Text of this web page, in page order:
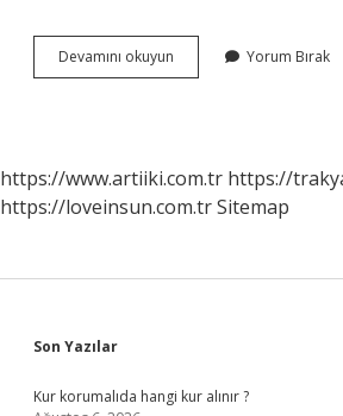
Devamını okuyun Omurgalı
Sınıf
Yorum Bırak
https://www.artiiki.com.tr https://
https://loveinsun.com.trSitemap
Sidebar
Son Yazılar
Kur korumalıda hangi kur alınır ?